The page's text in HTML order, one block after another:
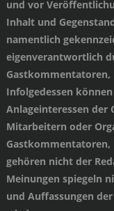
und vor
Inhalt und
namentlich
eigenverantwortlich
Gastkommentatoren,
Infolgedessen
Anlageinteressen der
Mitarbeitern oder
gehören nicht der
Meinungen spiegeln
und Auffassungen